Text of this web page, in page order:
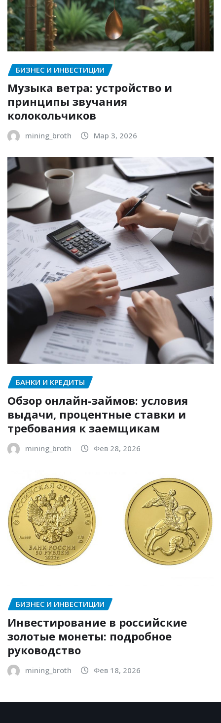
БИЗНЕС И ИНВЕСТИЦИИ
Музыка ветра: устройство и
принципы звучания
колокольчиков
mining_broth Мар 3, 2026
БАНКИ И КРЕДИТЫ
Обзор онлайн-займов: условия
выдачи, процентные ставки и
требования к заемщикам
mining_broth Фев 28, 2026
БИЗНЕС И ИНВЕСТИЦИИ
Инвестирование в российские
золотые монеты: подробное
руководство
mining_broth Фев 18, 2026